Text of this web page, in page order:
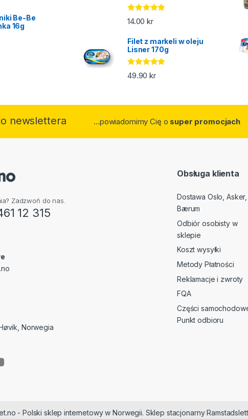
Be-Be
16g
Oceniono
5.00na 5
14.00kr
Filet z markeli w oleju
Lisner 170g
Oceniono
5.00na 5
49.90kr
newslettera ...powiadomimy Cię o super promocjach
Zadzwoń do nas.
12 315
Norwegia
Obsługa klienta
Dostawa Oslo, Asker,
Bærum
Odbiór osobisty w
sklepie
Koszt wysyłki
Metody Płatności
Reklamacje i zwroty
FQA
Części
Punkt odbioru
- Polski sklep internetowy w Norwegii. Sklep stacjonarny